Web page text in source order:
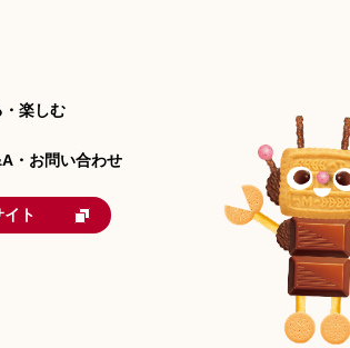
・楽しむ
・お問い合わせ
イト